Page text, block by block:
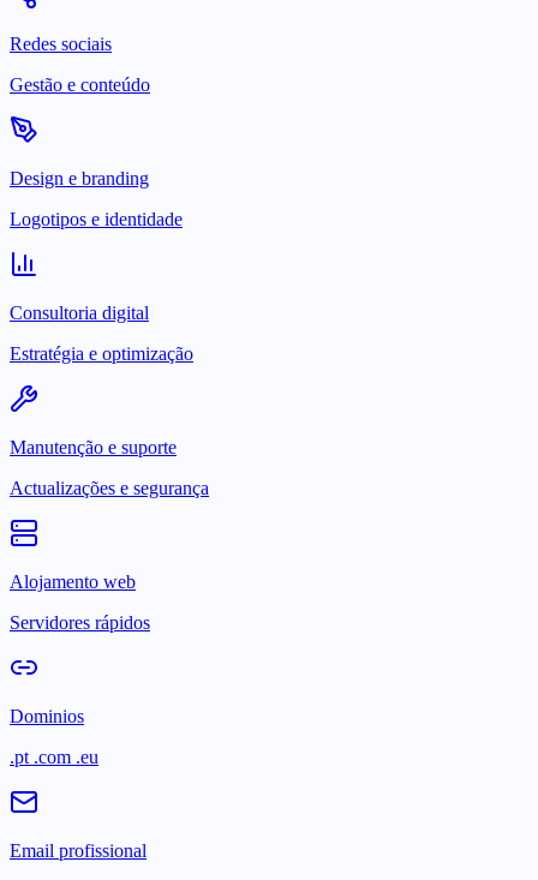
Redes sociais
Gestão e conteúdo
Design e branding
Logotipos e identidade
Consultoria digital
Estratégia e optimização
Manutenção e suporte
Actualizações e segurança
Alojamento web
Servidores rápidos
Dominios
.pt .com .eu
Email profissional